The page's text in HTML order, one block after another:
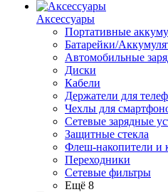
Аксессуары
Портативные
Батарейки/
Автомобильные
Диски
Кабели
Держатели для
Чехлы для
Сетевые зарядные
Защитные стекла
Флеш-накопители и
Переходники
Сетевые фильтры
Ещё 8